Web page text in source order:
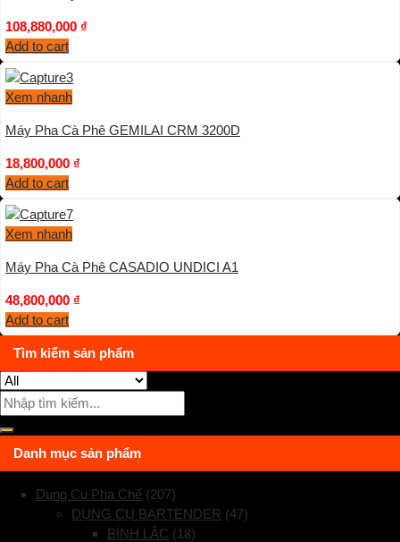
108,880,000 ₫
Add to cart
Xem nhanh
Máy Pha Cà Phê GEMILAI CRM 3200D
18,800,000 ₫
Add to cart
Xem nhanh
Máy Pha Cà Phê CASADIO UNDICI A1
48,800,000 ₫
Add to cart
Tìm kiếm sản phẩm
Danh mục sản phẩm
Dụng Cụ Pha Chế (207)
DỤNG CỤ BARTENDER (47)
BÌNH LẮC (18)